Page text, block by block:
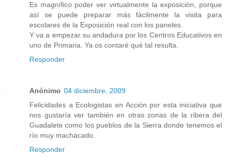
Es magnífico poder ver virtualmente la exposición, porque
así se puede preparar más fácilmente la visita para
escolares de la Exposición real con los paneles.
Y va a empezar su andadura por los Centros Educativos en
uno de Primaria. Ya os contaré qué tal resulta.
Responder
Anónimo 04 diciembre, 2009
Felicidades a Ecologistas en Acción por esta iniciativa que
nos gustaría ver también en otras zonas de la ribera del
Guadalete como los pueblos de la Sierra donde tenemos el
río muy machacado.
Responder